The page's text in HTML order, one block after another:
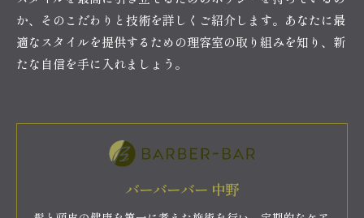
か、そのこだわりと技術を詳しくご紹介します。あなたに最
適なスタイルを提供するための理容室の取り組みを知り、新
たな自信を手に入れましょう。
バーバーバー 中野